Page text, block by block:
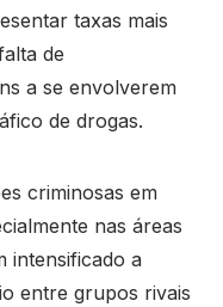
taxas mais
de
a se envolverem
de drogas.
criminosas em
nas áreas
intensificado a
entre grupos rivais